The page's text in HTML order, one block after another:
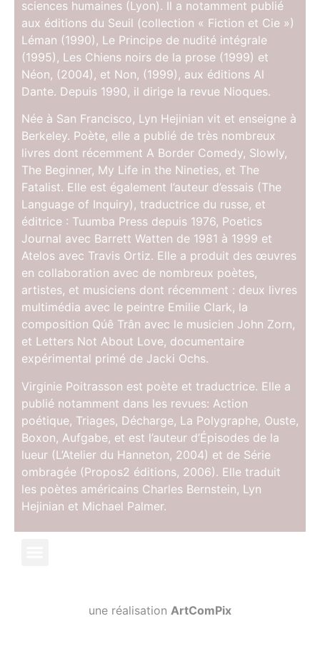
sciences humaines (Lyon). Il a notamment publié
aux éditions du Seuil (collection « Fiction et Cie »)
Léman (1990), Le Principe de nudité intégrale
(1995), Les Chiens noirs de la prose (1999) et
Néon, (2004), et Non, (1999), aux éditions Al
Dante. Depuis 1990, il dirige la revue Nioques.
Née à San Francisco, Lyn Hejinian vit et enseigne à
Berkeley. Poète, elle a publié de très nombreux
livres dont récemment A Border Comedy, Slowly,
The Beginner, My Life in the Nineties, et The
Fatalist. Elle est également l’auteur d’essais (The
Language of Inquiry), traductrice du russe, et
éditrice : Tuumba Press depuis 1976, Poetics
Journal avec Barrett Watten de 1981 à 1999 et
Atelos avec Travis Ortiz. Elle a produit des œuvres
en collaboration avec de nombreux poètes,
artistes, et musiciens dont récemment : deux livres
multimédia avec le peintre Emilie Clark, la
composition Qúê Trân avec le musicien John Zorn,
et Letters Not About Love, documentaire
expérimental primé de Jacki Ochs.
Virginie Poitrasson est poète et traductrice. Elle a
publié notamment dans les revues: Action
poétique, Triages, Décharge, La Polygraphe, Ouste,
Boxon, Aufgabe, et est l’auteur d’Épisodes de la
lueur (L’Atelier du Hanneton, 2004) et de Série
ombragée (Propos2 éditions, 2006). Elle traduit
les poètes américains Charles Bernstein, Lyn
Hejinian et Michael Palmer.
une réalisation ArtComPix